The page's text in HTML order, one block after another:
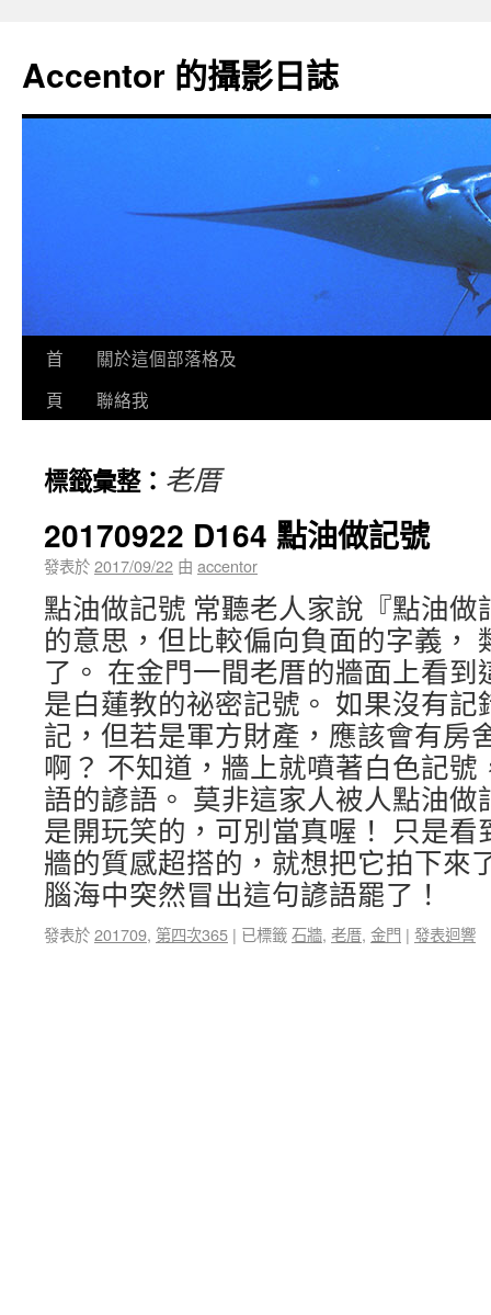
Accentor 的攝影日誌
首
頁
關於這個部落格及
聯絡我
標籤彙整： 老厝
20170922 D164 點油做記號
發表於2017/09/22 由 accentor
點油做記號 常聽老人家說『點油
的意思，但比較偏向負面的字義，
了。 在金門一間老厝的牆面上看
是白蓮教的祕密記號。 如果沒有記
記，但若是軍方財產，應該會有房
啊？ 不知道，牆上就噴著白色記
語的諺語。 莫非這家人被人點油
是開玩笑的，可別當真喔！ 只是
牆的質感超搭的，就想把它拍下來
腦海中突然冒出這句諺語罷了！
發表於201709, 第四次365 | 已標籤石牆, 老厝, 金門 | 發表迴響